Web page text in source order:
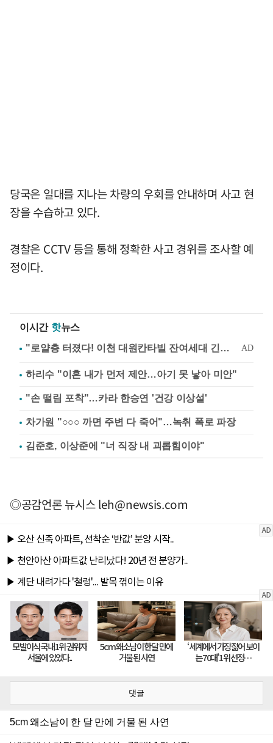
당국은 일대를 지나는 차량의 우회를 안내하며 사고 현
장을 수습하고 있다.
경찰은 CCTV 등을 통해 정확한 사고 경위를 조사할 예
정이다.
이시간 핫뉴스
하리수 "이혼 내가 먼저 제안…아기 못 낳아 미안"
"손 떨림 포착"…카라 한승연 '건강 이상설'
차가원 "○○○ 까면 주변 다 죽어"…녹취 폭로 파장
김준호, 이상준에 "너 직장 내 괴롭힘이야"
◎공감언론 뉴시스leh@newsis.com
댓글